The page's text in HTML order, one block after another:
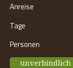
Anreise
Tage
Personen
unverbindlich